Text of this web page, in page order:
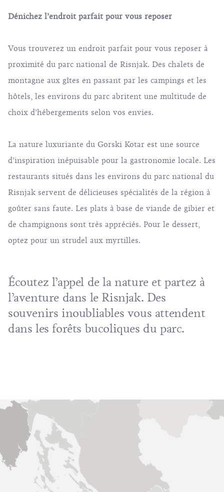
Dénichez l’endroit parfait pour vous reposer
Vous trouverez un endroit parfait pour vous reposer à
proximité du parc national de Risnjak. Des chalets de
montagne aux gîtes en passant par les campings et les
hôtels, les environs du parc abritent une multitude de
choix d’hébergements selon vos envies.
La nature luxuriante du Gorski Kotar est une source
d’inspiration inépuisable pour la gastronomie locale. Les
restaurants situés dans les environs du parc national du
Risnjak servent de délicieuses spécialités de la région à
goûter sans faute. Les plats à base de viande de gibier et
de champignons sont très appréciés. Pour le dessert,
optez pour un strudel aux myrtilles.
Écoutez l’appel de la nature et partez à
l’aventure dans le Risnjak. Des
souvenirs inoubliables vous attendent
dans les forêts bucoliques du parc.